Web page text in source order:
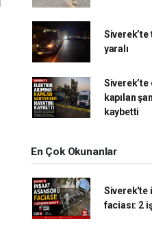
Siverek’te
yaralı
Siverek’te
kapılan
kaybetti
En Çok Okunanlar
Siverek'te
faciası: 2